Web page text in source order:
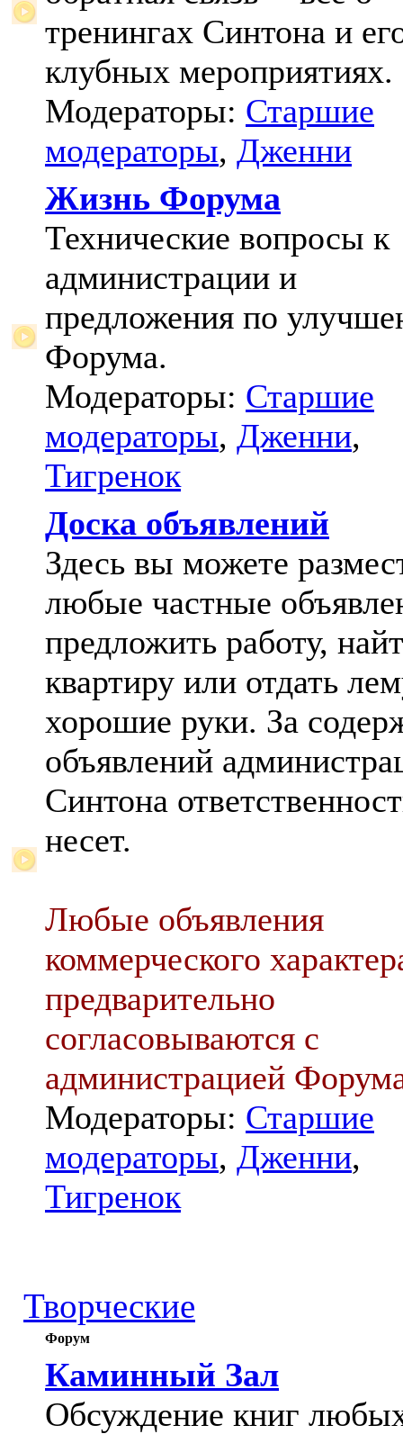
тренингах Синтона и
клубных мероприятиях.
Модераторы: Старшие
модераторы, Дженни
Жизнь Форума
Технические вопросы к
администрации и
предложения по
Форума.
Модераторы: Старшие
модераторы, Дженни,
Тигренок
Доска объявлений
Здесь вы можете
любые частные
предложить работу,
квартиру или отдать
хорошие руки. За
объявлений
Синтона
несет.
Любые объявления
коммерческого
предварительно
согласовываются с
администрацией
Модераторы: Старшие
модераторы, Дженни,
Тигренок
Творческие
Форум
Каминный Зал
Обсуждение книг